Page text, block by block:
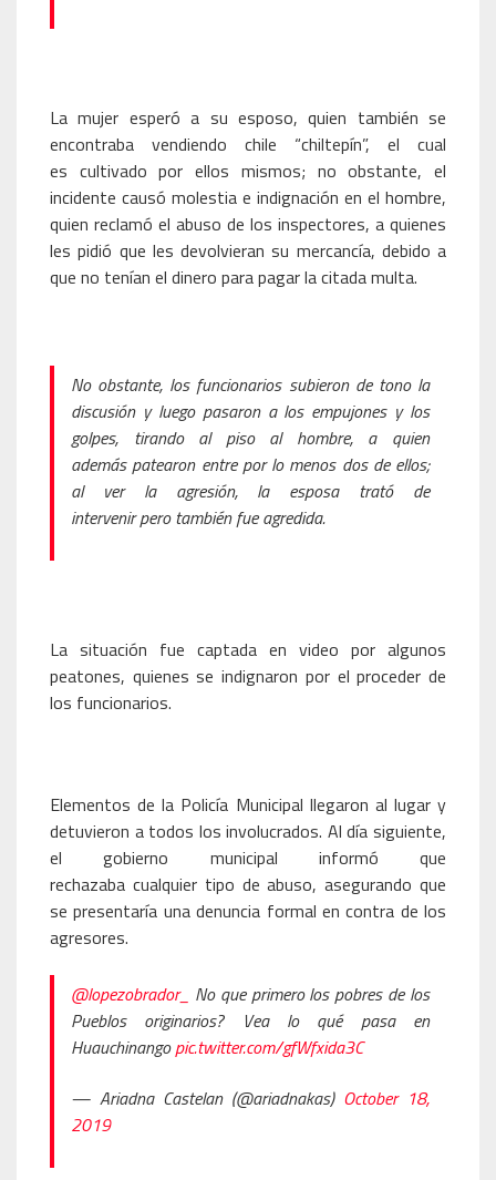
La mujer esperó a su esposo, quien también se
encontraba vendiendo chile “chiltepín”, el cual
es cultivado por ellos mismos; no obstante, el
incidente causó molestia e indignación en el hombre,
quien reclamó el abuso de los inspectores, a quienes
les pidió que les devolvieran su mercancía, debido a
que no tenían el dinero para pagar la citada multa.
No obstante, los funcionarios subieron de tono la
discusión y luego pasaron a los empujones y los
golpes, tirando al piso al hombre, a quien
además patearon entre por lo menos dos de ellos;
al ver la agresión, la esposa trató de
intervenir pero también fue agredida.
La situación fue captada en video por algunos
peatones, quienes se indignaron por el proceder de
los funcionarios.
Elementos de la Policía Municipal llegaron al lugar y
detuvieron a todos los involucrados. Al día siguiente,
el gobierno municipal informó que
rechazaba cualquier tipo de abuso, asegurando que
se presentaría una denuncia formal en contra de los
agresores.
@lopezobrador_ No que primero los pobres de los
Pueblos originarios? Vea lo qué pasa en
Huauchinangopic.twitter.com/gfWfxida3C
— Ariadna Castelan (@ariadnakas) October 18,
2019